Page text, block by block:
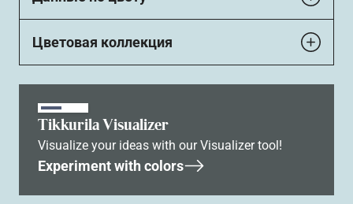
Цветовая коллекция
Tikkurila Visualizer
Visualize your ideas with our Visualizer tool!
Experiment with colors